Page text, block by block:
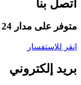
اتصل بنا
متوفر على مدار 24 ساعة
انقر للاستفسار
بريد إلكتروني